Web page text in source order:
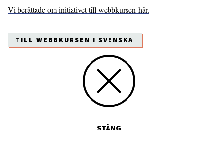
Vi berättade om initiativet till webbkursen här.
TILL WEBBKURSEN I SVENSKA
STÄNG